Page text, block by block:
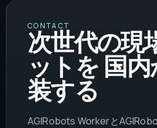
CONTACT
次世代の現
ットを 国
装する
AGIRobots Workerと